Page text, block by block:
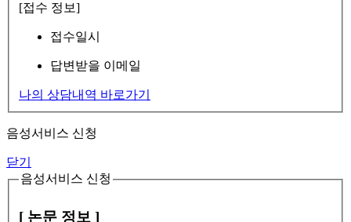
[접수 정보]
접수일시
답변받을 이메일
나의 상담내역 바로가기
음성서비스 신청
닫기
음성서비스 신청
[ 논문 정보 ]